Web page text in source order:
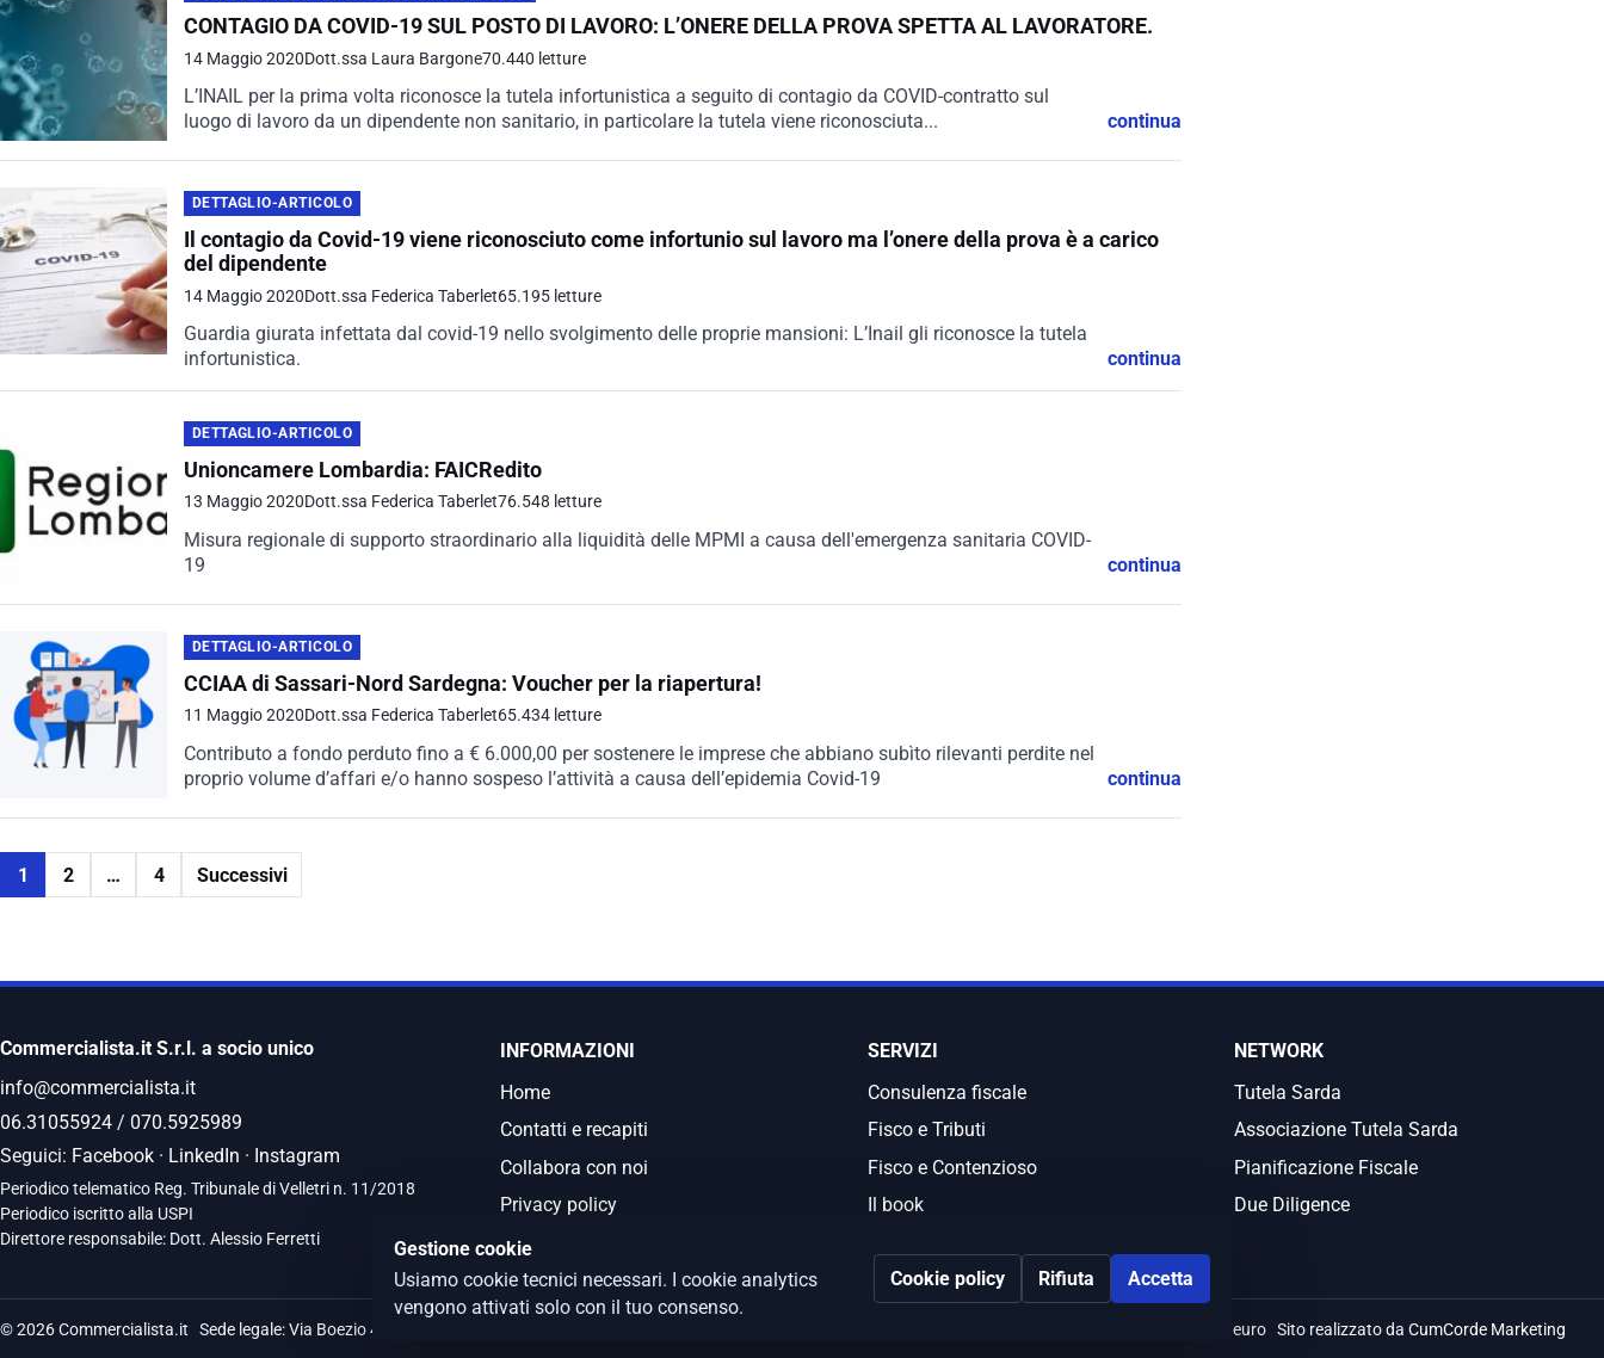
CONTAGIO DA COVID-19 SUL POSTO DI LAVORO: L’ONERE DELLA PROVA SPETTA AL LAVORATORE.
14 Maggio 2020Dott.ssa Laura Bargone70.440 letture
L’INAIL per la prima volta riconosce la tutela infortunistica a seguito di contagio da COVID-contratto sul
luogo di lavoro da un dipendente non sanitario, in particolare la tutela viene riconosciuta...
continua
DETTAGLIO-ARTICOLO
Il contagio da Covid-19 viene riconosciuto come infortunio sul lavoro ma l’onere della prova è a carico
del dipendente
14 Maggio 2020Dott.ssa Federica Taberlet65.195 letture
Guardia giurata infettata dal covid-19 nello svolgimento delle proprie mansioni: L’Inail gli riconosce la tutela
infortunistica.
continua
DETTAGLIO-ARTICOLO
Unioncamere Lombardia: FAICRedito
13 Maggio 2020Dott.ssa Federica Taberlet76.548 letture
Misura regionale di supporto straordinario alla liquidità delle MPMI a causa dell'emergenza sanitaria COVID-
19
continua
DETTAGLIO-ARTICOLO
CCIAA di Sassari-Nord Sardegna: Voucher per la riapertura!
11 Maggio 2020Dott.ssa Federica Taberlet65.434 letture
Contributo a fondo perduto fino a € 6.000,00 per sostenere le imprese che abbiano subìto rilevanti perdite nel
proprio volume d’affari e/o hanno sospeso l’attività a causa dell’epidemia Covid-19
continua
1 2 … 4 Successivi
Commercialista.it S.r.l. a socio unico
info@commercialista.it
06.31055924 / 070.5925989
Seguici: Facebook · LinkedIn · Instagram
Periodico telematico Reg. Tribunale di Velletri n. 11/2018
Periodico iscritto alla USPI
Direttore responsabile: Dott. Alessio Ferretti
INFORMAZIONI
Home
Contatti e recapiti
Collabora con noi
Privacy policy
SERVIZI
Consulenza fiscale
Fisco e Tributi
Fisco e Contenzioso
Il book
NETWORK
Tutela Sarda
Associazione Tutela Sarda
Pianificazione Fiscale
Due Diligence
© 2026 Commercialista.it Sede legale: Via Boezio 4c, Roma - Sedi operative: Albano Laziale e Quartu Sant'Elena C.F. e P.IVA 12059071006 - Capitale sociale i.v. 10.000 euro Sito realizzato da CumCorde Marketing
Gestione cookie
Usiamo cookie tecnici necessari. I cookie analytics
vengono attivati solo con il tuo consenso.
Cookie policy Rifiuta Accetta